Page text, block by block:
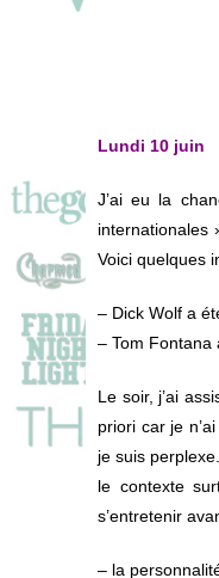
Lundi 10 juin
J’ai eu la
internationales
Voici quelques
– Dick Wolf a
– Tom Fontana
Le soir, j’ai
priori car je
je suis
le contexte
s’entretenir
– la